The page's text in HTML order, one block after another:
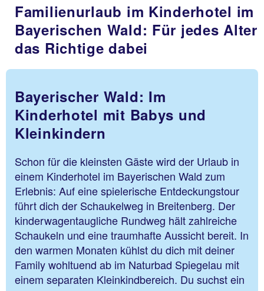
Familienurlaub im Kinderhotel im
Bayerischen Wald: Für jedes Alter
das Richtige dabei
Bayerischer Wald: Im
Kinderhotel mit Babys und
Kleinkindern
Schon für die kleinsten Gäste wird der Urlaub in
einem Kinderhotel im Bayerischen Wald zum
Erlebnis: Auf eine spielerische Entdeckungstour
führt dich der Schaukelweg in Breitenberg. Der
kinderwagentaugliche Rundweg hält zahlreiche
Schaukeln und eine traumhafte Aussicht bereit. In
den warmen Monaten kühlst du dich mit deiner
Family wohltuend ab im Naturbad Spiegelau mit
einem separaten Kleinkindbereich. Du suchst ein